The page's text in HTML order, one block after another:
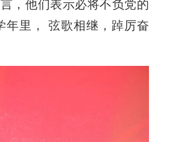
，他们表示必将不负党的
里， 弦歌相继，踔厉奋